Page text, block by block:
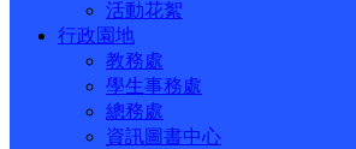
活動花絮
行政園地
教務處
學生事務處
總務處
資訊圖書中心